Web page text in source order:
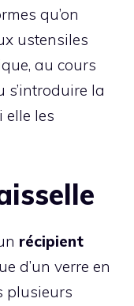
qu’on
ustensiles
au cours
s’introduire la
elle les
récipient
d’un verre en
plusieurs